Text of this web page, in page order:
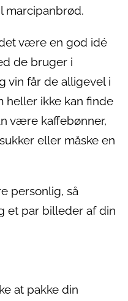
marcipanbrød.
være en god idé
de bruger i
vin får de alligevel i
heller ikke kan finde
være kaffebønner,
eller måske en
personlig, så
par billeder af din
at pakke din